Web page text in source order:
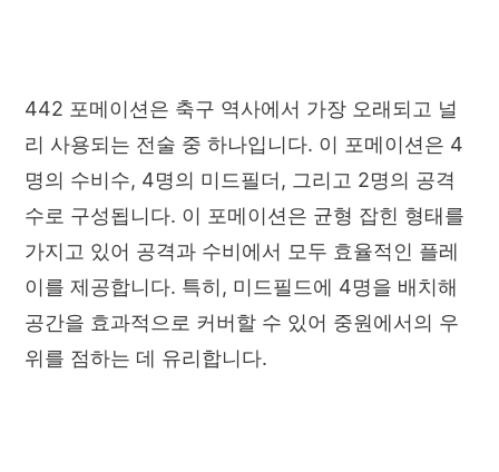
442 포메이션은 축구 역사에서 가장 오래되고 널
리 사용되는 전술 중 하나입니다. 이 포메이션은 4
명의 수비수, 4명의 미드필더, 그리고 2명의 공격
수로 구성됩니다. 이 포메이션은 균형 잡힌 형태를
가지고 있어 공격과 수비에서 모두 효율적인 플레
이를 제공합니다. 특히, 미드필드에 4명을 배치해
공간을 효과적으로 커버할 수 있어 중원에서의 우
위를 점하는 데 유리합니다.